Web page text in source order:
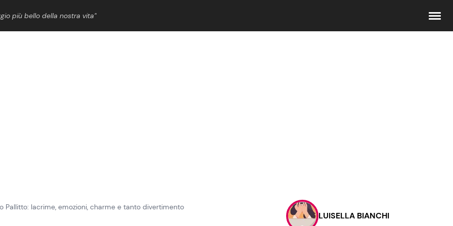
più bello della nostra vita”
Contattaci
Pubblicità
Pallitto: lacrime, emozioni, charme e tanto divertimento
LUISELLA BIANCHI